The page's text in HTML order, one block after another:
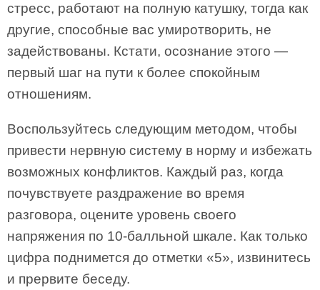
стресс, работают на полную катушку, тогда как
другие, способные вас умиротворить, не
задействованы. Кстати, осознание этого —
первый шаг на пути к более спокойным
отношениям.
Воспользуйтесь следующим методом, чтобы
привести нервную систему в норму и избежать
возможных конфликтов. Каждый раз, когда
почувствуете раздражение во время
разговора, оцените уровень своего
напряжения по 10-балльной шкале. Как только
цифра поднимется до отметки «5», извинитесь
и прервите беседу.